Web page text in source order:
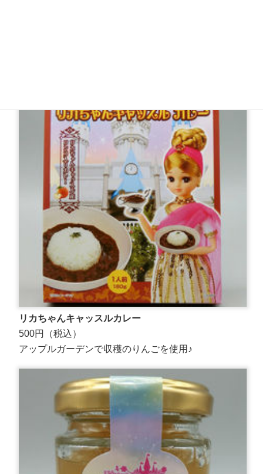
リカちゃんキャッスルカレー
500円（税込）
アップルガーデンで収穫のりんごを使用♪